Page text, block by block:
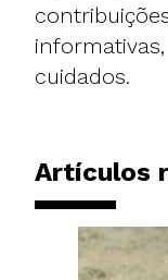
cuidados.
Artículos